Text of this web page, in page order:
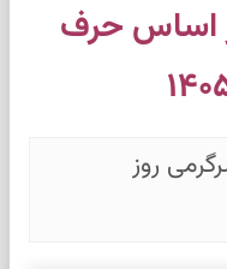
اساس حرف
روز